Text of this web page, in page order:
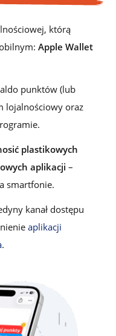
którą
Apple Wallet
punktów (lub
lojalnościowy oraz
plastikowych
aplikacji –
smartfonie.
kanał dostępu
aplikacji
.